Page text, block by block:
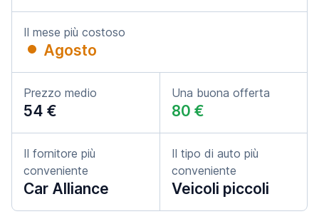
Il mese più costoso
Agosto
Prezzo medio
54 €
Una buona offerta
80 €
Il fornitore più
conveniente
Car Alliance
Il tipo di auto più
conveniente
Veicoli piccoli